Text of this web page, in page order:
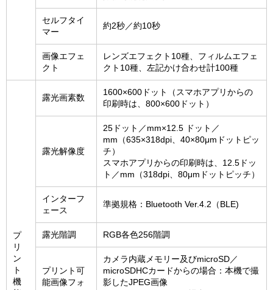
セルフタイ
マー
約2秒／約10秒
画像エフェ
クト
レンズエフェクト10種、フィルムエフェ
クト10種、左記かけ合わせ計100種
プ
リ
ン
ト
機
露光画素数
1600×600ドット（スマホアプリからの
印刷時は、800×600ドット）
露光解像度
25ドット／mm×12.5 ドット／
mm（635×318dpi、40×80μmドットピッ
チ）
スマホアプリからの印刷時は、12.5ドッ
ト／mm（318dpi、80μmドットピッチ）
インターフ
ェース
準拠規格：Bluetooth Ver.4.2（BLE)
露光階調 RGB各色256階調
プリント可
能画像フォ
カメラ内蔵メモリー及びmicroSD／
microSDHCカードからの場合：本機で撮
影したJPEG画像